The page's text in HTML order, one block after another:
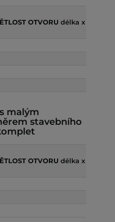
OTVORUdélka x šířka
malým
stavebního
OTVORUdélka x šířka